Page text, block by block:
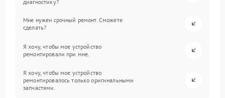
диагностику?
Мне нужен срочный ремонт. Сможете
сделать?
Я хочу, чтобы мое устройство
ремонтировали при мне.
Я хочу, чтобы мое устройство
ремонтировалось только оригинальными
запчастями.